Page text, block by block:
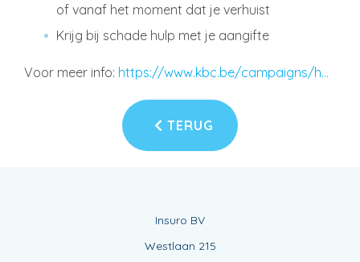
of vanaf het moment dat je verhuist
Krijg bij schade hulp met je aangifte
Voor meer info: https://www.kbc.be/campaigns/h...
TERUG
Insuro BV
Westlaan 215